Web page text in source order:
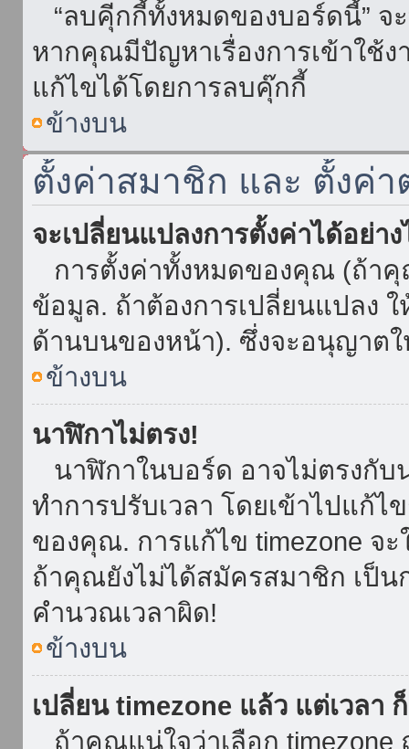
“ลบคุีกกี้ทั้งหมดของบอร์ดนี้” จ
หากคุณมีปัญหาเรื่องการเข้าใช้
แก้ไขได้โดยการลบคุ๊กกี้
ข้างบน
ตั้งค่าสมาชิก และ ตั้งค่า
จะเปลี่ยนแปลงการตั้งค่าได้อย่าง
การตั้งค่าทั้งหมดของคุณ (ถ้าคุ
ข้อมูล. ถ้าต้องการเปลี่ยนแปลง
ด้านบนของหน้า). ซึ่งจะอนุญาต
ข้างบน
นาฬิกาไม่ตรง!
นาฬิกาในบอร์ด อาจไม่ตรงกั
ทำการปรับเวลา โดยเข้าไปแก้
ของคุณ. การแก้ไข timezone จ
ถ้าคุณยังไม่ได้สมัครสมาชิก เป็
คำนวณเวลาผิด!
ข้างบน
เปลี่ยน timezone แล้ว แต่เวลา
ถ้าคุณแน่ใจว่าเลือก timezone